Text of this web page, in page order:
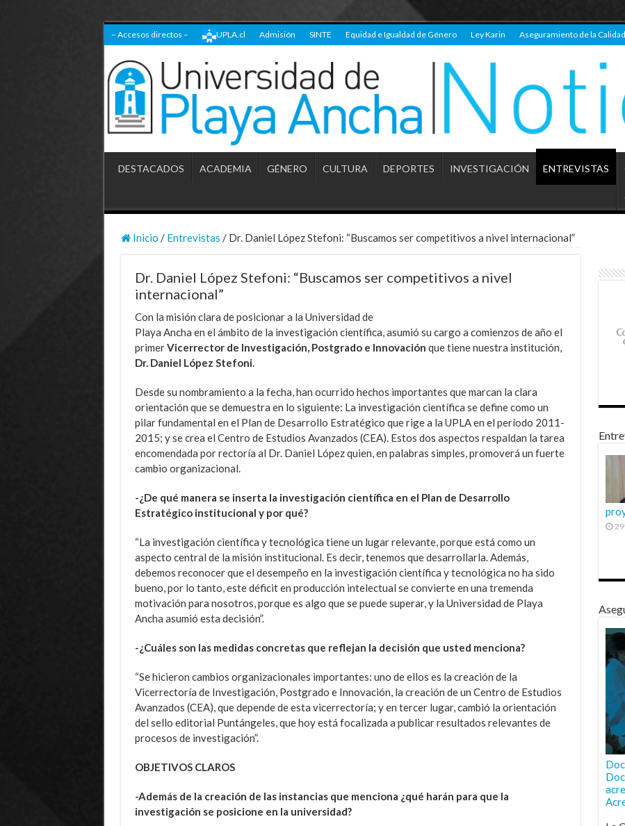
– Accesos directos – UPLA.cl Admisión SINTE Equidad e Igualdad de Género Ley Karin Aseguramiento de la Calidad
DESTACADOS ACADEMIA GÉNERO CULTURA DEPORTES INVESTIGACIÓN ENTREVISTAS
Inicio / Entrevistas / Dr. Daniel López Stefoni: “Buscamos ser competitivos a nivel internacional”
Dr. Daniel López Stefoni: “Buscamos ser competitivos a nivel
internacional”
Con la misión clara de posicionar a la Universidad de
Playa Ancha en el ámbito de la investigación científica, asumió su cargo a comienzos de año el
primerVicerrector de Investigación, Postgrado e Innovación que tiene nuestra institución,
Dr. Daniel López Stefoni
Desde su nombramiento a la fecha, han ocurrido hechos importantes que marcan la clara
orientación que se demuestra en lo siguiente: La investigación científica se define como un
pilar fundamental en el Plan de Desarrollo Estratégico que rige a la UPLA en el período 2011-
2015; y se crea el Centro de Estudios Avanzados (CEA). Estos dos aspectos respaldan la tarea
encomendada por rectoría al Dr. Daniel López quien, en palabras simples, promoverá un fuerte
cambio organizacional.
-¿De qué manera se inserta la investigación científica en el Plan de Desarrollo
Estratégico institucional y por qué?
“La investigación científica y tecnológica tiene un lugar relevante, porque está como un
aspecto central de la misión institucional. Es decir, tenemos que desarrollarla. Además,
debemos reconocer que el desempeño en la investigación científica y tecnológica no ha sido
bueno, por lo tanto, este déficit en producción intelectual se convierte en una tremenda
motivación para nosotros, porque es algo que se puede superar, y la Universidad de Playa
Ancha asumió esta decisión”.
-¿Cuáles son las medidas concretas que reflejan la decisión que usted menciona?
“Se hicieron cambios organizacionales importantes: uno de ellos es la creación de la
Vicerrectoría de Investigación, Postgrado e Innovación, la creación de un Centro de Estudios
Avanzados (CEA), que depende de esta vicerrectoría; y en tercer lugar, cambió la orientación
del sello editorial Puntángeles, que hoy está focalizada a publicar resultados relevantes de
procesos de investigación”.
OBJETIVOS CLAROS
-Además de la creación de las instancias que menciona ¿qué harán para que la
investigación se posicione en la universidad?